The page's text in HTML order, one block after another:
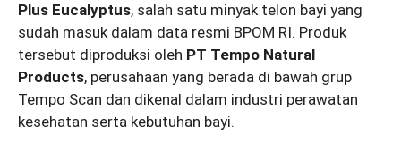
Plus Eucalyptus, salah satu minyak telon bayi yang
sudah masuk dalam data resmi BPOM RI. Produk
tersebut diproduksi oleh PT Tempo Natural
Products, perusahaan yang berada di bawah grup
Tempo Scan dan dikenal dalam industri perawatan
kesehatan serta kebutuhan bayi.